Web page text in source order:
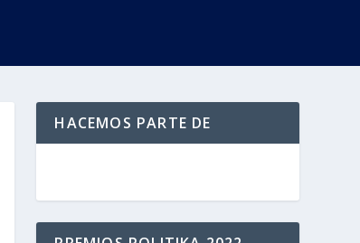
HACEMOS PARTE DE